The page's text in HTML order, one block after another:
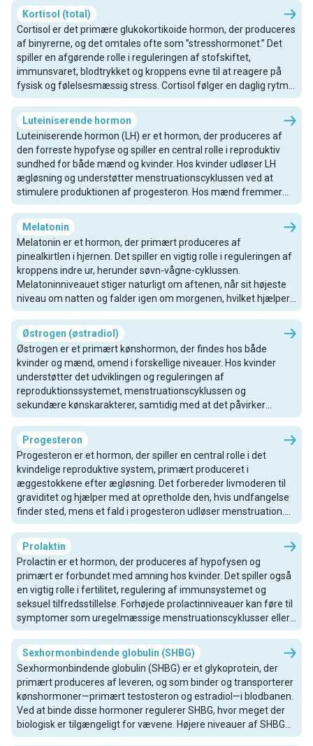
billede af, hvordan kroppen reagerer på fysisk og
følelsesmæssig stress. Det vurderes almindeligvis i urin- eller
spytprøver og er især relevant ved evaluering af binyre-funktion
og ubalancer i døgnrytmen.
Kortisol (total)
Cortisol er det primære glukokortikoide hormon, der produceres
af binyrerne, og det omtales ofte som ”stresshormonet.” Det
spiller en afgørende rolle i reguleringen af stofskiftet,
immunsvaret, blodtrykket og kroppens evne til at reagere på
fysisk og følelsesmæssig stress. Cortisol følger en daglig rytme,
hvor niveauet topper tidligt om morgenen for at støtte
vågenhed og gradvist falder i løbet af dagen. Måling af total
cortisol i blodet afspejler den samlede mængde af frit og
proteinbundet cortisol og giver indsigt i binyrernes aktivitet og
den overordnede hormonbalance. Unormale cortisolniveauer
kan være forbundet med tilstande som binyrebarkinsufficiens,
Cushing’s syndrom, kronisk stress eller stofskiftesygdomme.
Luteiniserende hormon
Luteiniserende hormon (LH) er et hormon, der produceres af
den forreste hypofyse og spiller en central rolle i reproduktiv
sundhed for både mænd og kvinder. Hos kvinder udløser LH
ægløsning og understøtter menstruationscyklussen ved at
stimulere produktionen af progesteron. Hos mænd fremmer
det produktionen af testosteron i testiklerne. Det er vigtigt at
opretholde balancerede LH-niveauer for korrekt
hormonregulering og reproduktiv funktion.
Melatonin
Melatonin er et hormon, der primært produceres af
pinealkirtlen i hjernen. Det spiller en vigtig rolle i reguleringen af
kroppens indre ur, herunder søvn-vågne-cyklussen.
Melatoninniveauet stiger naturligt om aftenen, når sit højeste
niveau om natten og falder igen om morgenen, hvilket hjælper
med at signalere kroppen om at forberede sig på hvile. Det
understøtter også andre funktioner som immunrespons og
antioxidantbeskyttelse.
Østrogen (østradiol)
Østrogen er et primært kønshormon, der findes hos både
kvinder og mænd, omend i forskellige niveauer. Hos kvinder
understøtter det udviklingen og reguleringen af
reproduktionssystemet, menstruationscyklussen og
sekundære kønskarakterer, samtidig med at det påvirker
knoglesundhed, hud og humør. Hos mænd spiller det en rolle i
libido, erektil funktion og sædproduktion. Østrogen produceres
hovedsageligt i æggestokkene hos kvinder og testiklerne hos
mænd, og østrogenniveauerne svinger naturligt under
puberteten, menstruationscyklusser, graviditet og
overgangsalder. Ubalance kan bidrage til
menstruationsforstyrrelser, humørsvingninger og andre
helbredsproblemer.
Progesteron
Progesteron er et hormon, der spiller en central rolle i det
kvindelige reproduktive system, primært produceret i
æggestokkene efter ægløsning. Det forbereder livmoderen til
graviditet og hjælper med at opretholde den, hvis undfangelse
finder sted, mens et fald i progesteron udløser menstruation.
Udover reproduktion påvirker progesteron seksuel lyst, humør
og knoglesundhed. Under graviditeten producerer moderkagen
progesteron for at støtte fosterets udvikling og forberede
amning. Hos mænd findes progesteron i lavere niveauer og
bidrager til sædproduktionen.
Prolaktin
Prolactin er et hormon, der produceres af hypofysen og
primært er forbundet med amning hos kvinder. Det spiller også
en vigtig rolle i fertilitet, regulering af immunsystemet og
seksuel tilfredsstillelse. Forhøjede prolactinniveauer kan føre til
symptomer som uregelmæssige menstruationscyklusser eller
infertilitet, mens lave niveauer kan påvirke mælkeproduktionen
efter fødslen.
Sexhormonbindende globulin (SHBG)
Sexhormonbindende globulin (SHBG) er et glykoprotein, der
primært produceres af leveren, og som binder og transporterer
kønshormoner—primært testosteron og estradiol—i blodbanen.
Ved at binde disse hormoner regulerer SHBG, hvor meget der
biologisk er tilgængeligt for vævene. Højere niveauer af SHBG
reducerer generelt den frie (ubundne) andel af testosteron og